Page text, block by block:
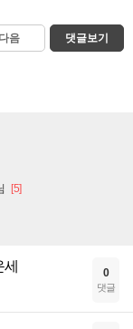
다음 댓글보기
[5]
0
댓글